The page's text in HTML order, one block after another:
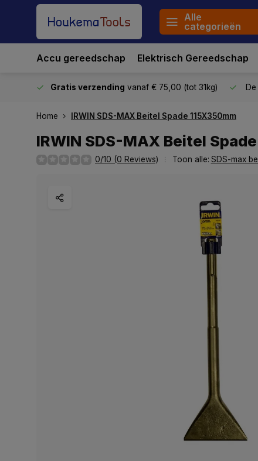
Alle
categorieën
Accu gereedschap Elektrisch Gereedschap
Gratis verzending vanaf € 75,00 (tot 31kg)
Home IRWIN SDS-MAX Beitel Spade 115X350mm
IRWIN SDS-MAX Beitel
0/10 (0 Reviews) Toon alle: SDS-max